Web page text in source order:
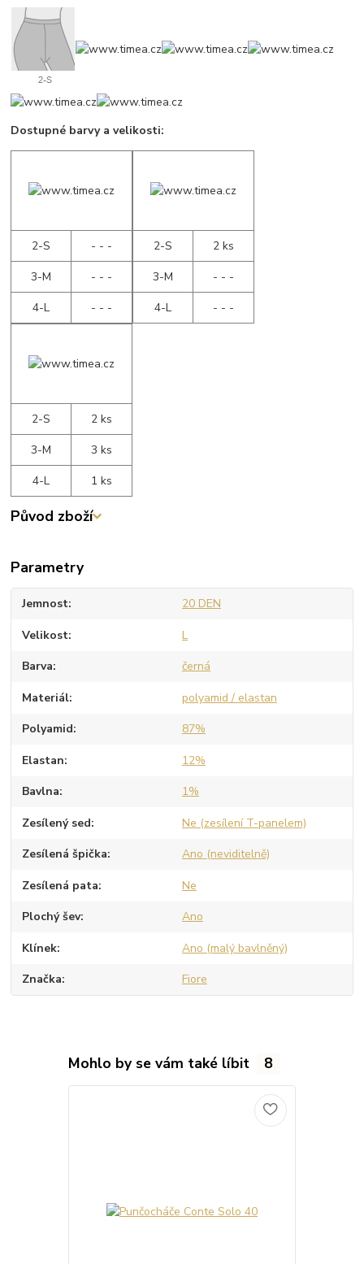
Dostupné barvy a velikosti:
2-S
- - -
3-M
- - -
4-L
- - -
2-S
2 ks
3-M
- - -
4-L
- - -
2-S
2 ks
3-M
3 ks
4-L
1 ks
Původ zboží
Parametry
Jemnost 20 DEN
Velikost L
Barva černá
Materiál polyamid / elastan
Polyamid 87%
Elastan 12%
Bavlna 1%
Zesílený sed Ne (zesílení T-panelem)
Zesílená špička Ano (neviditelně)
Zesílená pata Ne
Plochý šev Ano
Klínek Ano (malý bavlněný)
Značka Fiore
Mohlo by se vám také líbit 8